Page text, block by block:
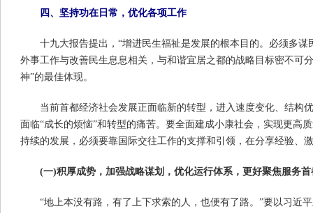
四、坚持功在日常，优化各项工作
十九大报告提出，“增进民生福祉是发展的根本目的。必须多谋
外事工作与改善民生息息相关，与和谐宜居之都的战略目标密不可
神”的最佳体现。
当前首都经济社会发展正面临新的转型，进入速度变化、结构
面临“成长的烦恼”和转型的痛苦。要全面建成小康社会，实现更高
持续的发展，必须要靠国际交往工作的支撑和引领，在分享经验、
(一)积厚成势，加强战略谋划，优化运行体系，更好聚焦服务
“地上本没有路，有了上下求索的人，也便有了路。”要以习近